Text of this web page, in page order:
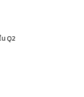
Q2